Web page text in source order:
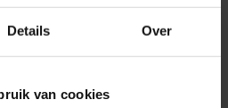
Details Over
van cookies
over dit product..